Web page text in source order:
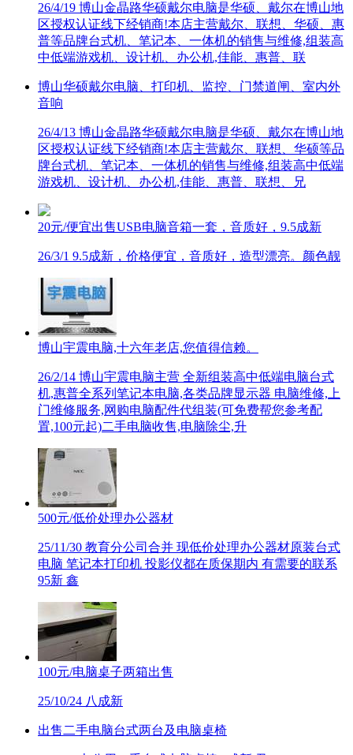
26/4/19 博山金晶路华硕戴尔电脑是华硕、戴尔在博山地
区授权认证线下经销商!本店主营戴尔、联想、华硕、惠
普等品牌台式机、笔记本、一体机的销售与维修,组装高
中低端游戏机、设计机、办公机,佳能、惠普、联
博山华硕戴尔电脑、打印机、监控、门禁道闸、室内外
音响
26/4/13 博山金晶路华硕戴尔电脑是华硕、戴尔在博山地
区授权认证线下经销商!本店主营戴尔、联想、华硕等品
牌台式机、笔记本、一体机的销售与维修,组装高中低端
游戏机、设计机、办公机,佳能、惠普、联想、兄
20元/便宜出售USB电脑音箱一套，音质好，9.5成新
26/3/1 9.5成新，价格便宜，音质好，造型漂亮。颜色靓
博山宇震电脑,十六年老店,您值得信赖。
26/2/14 博山宇震电脑主营 全新组装高中低端电脑台式
机,惠普全系列笔记本电脑,各类品牌显示器 电脑维修,上
门维修服务,网购电脑配件代组装(可免费帮您参考配
置,100元起)二手电脑收售,电脑除尘,升
500元/低价处理办公器材
25/11/30 教育分公司合并 现低价处理办公器材原装台式
电脑 笔记本打印机 投影仪都在质保期内 有需要的联系
95新 鑫
100元/电脑桌子两箱出售
25/10/24 八成新
出售二手电脑台式两台及电脑桌椅